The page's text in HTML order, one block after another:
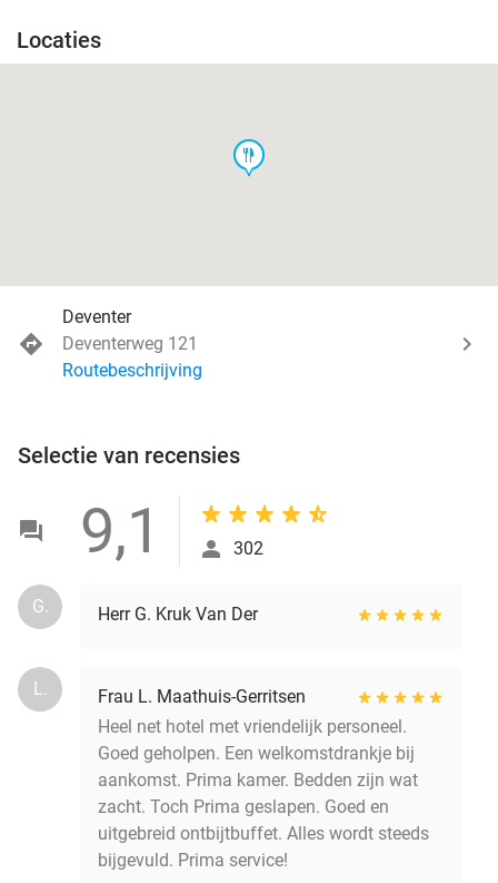
Locaties
food
Deventer
Deventerweg 121
Routebeschrijving
Selectie van recensies
9,1 302
G. Herr G. Kruk Van Der
L.
Frau L. Maathuis-Gerritsen
Heel net hotel met vriendelijk personeel.
Goed geholpen. Een welkomstdrankje bij
aankomst. Prima kamer. Bedden zijn wat
zacht. Toch Prima geslapen. Goed en
uitgebreid ontbijtbuffet. Alles wordt steeds
bijgevuld. Prima service!